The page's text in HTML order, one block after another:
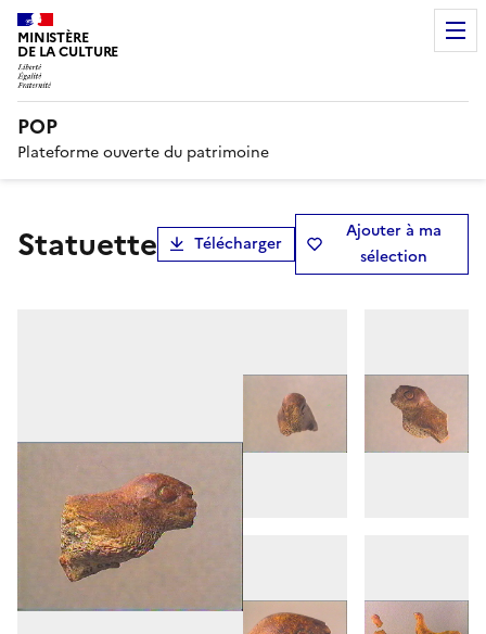
MINISTÈRE
DE LA CULTURE
POP
Plateforme ouverte du patrimoine
statuette Télécharger
Ajouter à ma
sélection